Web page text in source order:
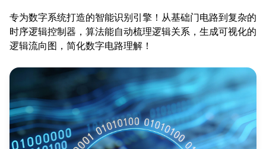
专为数字系统打造的智能识别引擎！从基础门电路到复杂的
时序逻辑控制器，算法能自动梳理逻辑关系，生成可视化的
逻辑流向图，简化数字电路理解！